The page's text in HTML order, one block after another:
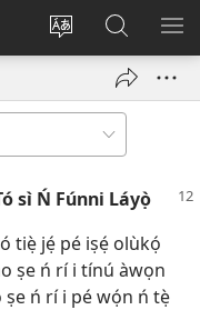
Yí
pa
Wọlé
(opens
Wa
JW.ORG
sì Ń Fúnni Láyọ̀
tiẹ̀ jẹ́ pé iṣẹ́ olùkọ́
ṣe ń rí i tínú àwọn
ń rí i pé wọ́n ń tẹ̀